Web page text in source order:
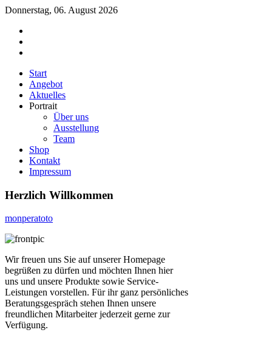
Donnerstag, 06. August 2026
Start
Angebot
Aktuelles
Portrait
Über uns
Ausstellung
Team
Shop
Kontakt
Impressum
Herzlich Willkommen
monperatoto
Wir freuen uns Sie auf unserer Homepage
begrüßen zu dürfen und möchten Ihnen hier
uns und unsere Produkte sowie Service-
Leistungen vorstellen. Für ihr ganz persönliches
Beratungsgespräch stehen Ihnen unsere
freundlichen Mitarbeiter jederzeit gerne zur
Verfügung.